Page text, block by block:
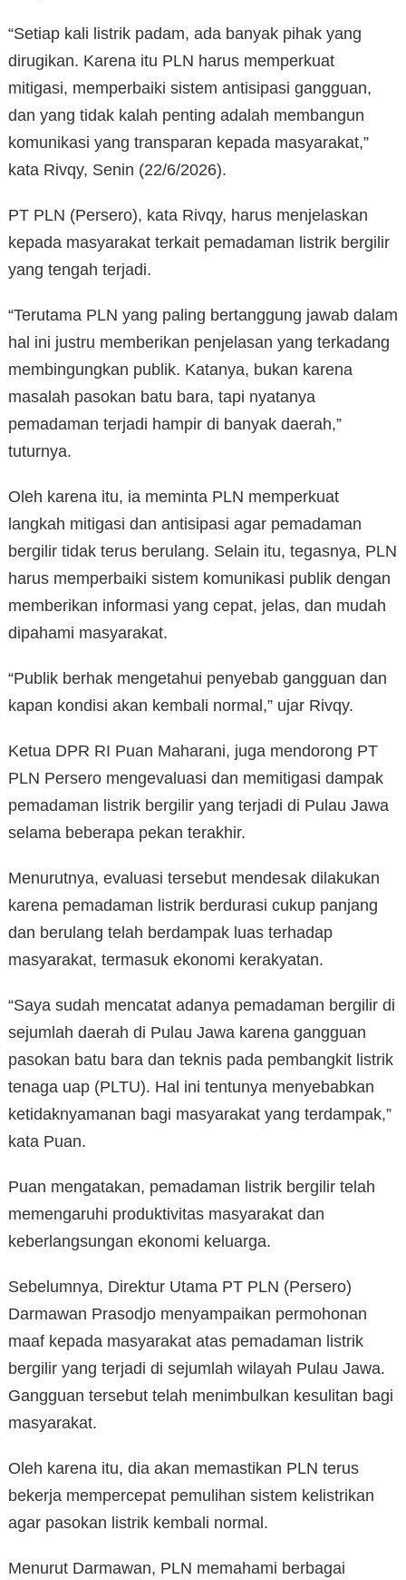
“Setiap kali listrik padam, ada banyak pihak yang
dirugikan. Karena itu PLN harus memperkuat
mitigasi, memperbaiki sistem antisipasi gangguan,
dan yang tidak kalah penting adalah membangun
komunikasi yang transparan kepada masyarakat,”
kata Rivqy, Senin (22/6/2026).
PT PLN (Persero), kata Rivqy, harus menjelaskan
kepada masyarakat terkait pemadaman listrik bergilir
yang tengah terjadi.
“Terutama PLN yang paling bertanggung jawab dalam
hal ini justru memberikan penjelasan yang terkadang
membingungkan publik. Katanya, bukan karena
masalah pasokan batu bara, tapi nyatanya
pemadaman terjadi hampir di banyak daerah,”
tuturnya.
Oleh karena itu, ia meminta PLN memperkuat
langkah mitigasi dan antisipasi agar pemadaman
bergilir tidak terus berulang. Selain itu, tegasnya, PLN
harus memperbaiki sistem komunikasi publik dengan
memberikan informasi yang cepat, jelas, dan mudah
dipahami masyarakat.
“Publik berhak mengetahui penyebab gangguan dan
kapan kondisi akan kembali normal,” ujar Rivqy.
Ketua DPR RI Puan Maharani, juga mendorong PT
PLN Persero mengevaluasi dan memitigasi dampak
pemadaman listrik bergilir yang terjadi di Pulau Jawa
selama beberapa pekan terakhir.
Menurutnya, evaluasi tersebut mendesak dilakukan
karena pemadaman listrik berdurasi cukup panjang
dan berulang telah berdampak luas terhadap
masyarakat, termasuk ekonomi kerakyatan.
“Saya sudah mencatat adanya pemadaman bergilir di
sejumlah daerah di Pulau Jawa karena gangguan
pasokan batu bara dan teknis pada pembangkit listrik
tenaga uap (PLTU). Hal ini tentunya menyebabkan
ketidaknyamanan bagi masyarakat yang terdampak,”
kata Puan.
Puan mengatakan, pemadaman listrik bergilir telah
memengaruhi produktivitas masyarakat dan
keberlangsungan ekonomi keluarga.
Sebelumnya, Direktur Utama PT PLN (Persero)
Darmawan Prasodjo menyampaikan permohonan
maaf kepada masyarakat atas pemadaman listrik
bergilir yang terjadi di sejumlah wilayah Pulau Jawa.
Gangguan tersebut telah menimbulkan kesulitan bagi
masyarakat.
Oleh karena itu, dia akan memastikan PLN terus
bekerja mempercepat pemulihan sistem kelistrikan
agar pasokan listrik kembali normal.
Menurut Darmawan, PLN memahami berbagai